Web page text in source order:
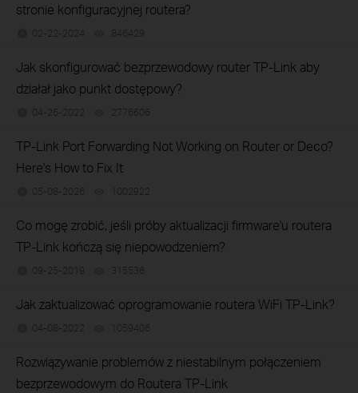
stronie konfiguracyjnej routera?
02-22-2024 846429
Jak skonfigurować bezprzewodowy router TP-Link aby
działał jako punkt dostępowy?
04-26-2022 2776606
TP-Link Port Forwarding Not Working on Router or Deco?
Here's How to Fix It
05-08-2026 1002922
Co mogę zrobić, jeśli próby aktualizacji firmware'u routera
TP‑Link kończą się niepowodzeniem?
09-25-2019 315536
Jak zaktualizować oprogramowanie routera WiFi TP-Link?
04-08-2022 1059406
Rozwiązywanie problemów z niestabilnym połączeniem
bezprzewodowym do Routera TP-Link